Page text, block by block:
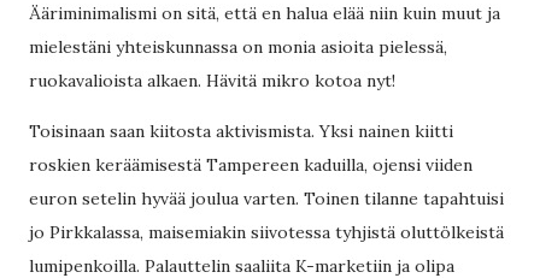
Ääriminimalismi on sitä, että en halua elää niin kuin muut ja
mielestäni yhteiskunnassa on monia asioita pielessä,
ruokavalioista alkaen. Hävitä mikro kotoa nyt!
Toisinaan saan kiitosta aktivismista. Yksi nainen kiitti
roskien keräämisestä Tampereen kaduilla, ojensi viiden
euron setelin hyvää joulua varten. Toinen tilanne tapahtuisi
jo Pirkkalassa, maisemiakin siivotessa tyhjistä oluttölkeistä
lumipenkoilla. Palauttelin saaliita K-marketiin ja olipa